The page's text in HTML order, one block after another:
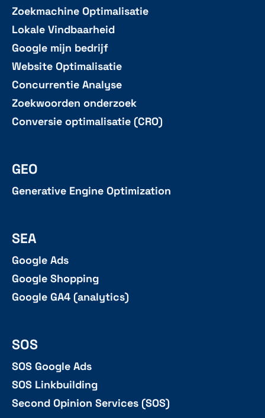
Zoekmachine Optimalisatie
Lokale Vindbaarheid
Google mijn bedrijf
Website Optimalisatie
Concurrentie Analyse
Zoekwoorden onderzoek
Conversie optimalisatie (CRO)
GEO
Generative Engine Optimization
SEA
Google Ads
Google Shopping
Google GA4 (analytics)
SOS
SOS Google Ads
SOS Linkbuilding
Second Opinion Services (SOS)